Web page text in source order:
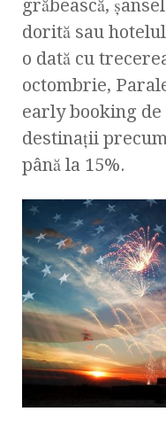
grăbească,
dorită sau
o dată cu
octombrie,
early booking
destinații
până la 15%.